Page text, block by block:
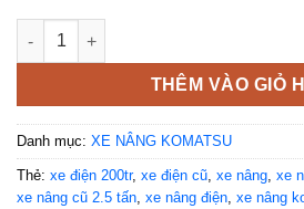
Xe nâng điện cũ 2500kg Komatsu
THÊM VÀO GIỎ
Danh mục: XE NÂNG KOMATSU
Thẻ: xe điện 200tr, xe điện cũ, xe nâng, xe
xe nâng cũ 2.5 tấn, xe nâng điện, xe nâng